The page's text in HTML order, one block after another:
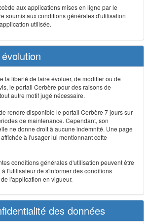
aux applications mises en ligne par le
soumis aux conditions générales d'utilisation
utilisée.
la liberté de faire évoluer, de modifier ou de
le portail Cerbère pour des raisons de
autre motif jugé nécessaire.
rendre disponible le portail Cerbère 7 jours sur
de maintenance. Cependant, son
ne donne droit à aucune indemnité. Une page
à l'usager lui mentionnant cette
conditions générales d'utilisation peuvent être
l'utilisateur de s'informer des conditions
l'application en vigueur.
des données